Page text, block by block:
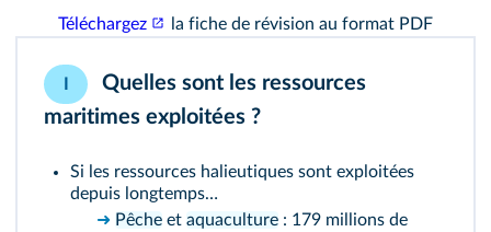
Téléchargez la fiche de révision au format PDF
Quelles sont les ressources
maritimes exploitées ?
Si les ressources halieutiques sont exploitées
depuis longtemps…
➜ Pêche et aquaculture : 179 millions de